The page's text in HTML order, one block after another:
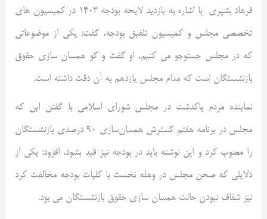
فرهاد بشیری با اشاره به بازدید لایحه بودجه 1403 در کمیسیون های
تخصصی مجلس و کمیسیون تلفیق بودجه، گفت: یکی از موضوعاتی
که در مجلس جستوجو می کنیم، او گفت و گو همسان سازی حقوق
بازنشستگان است که مدام مجلس یازدهم به آن دقت داشته است.
نماینده مردم پاکدشت در مجلس شورای اسلامی با گفتن این که
مجلس در برنامه هفتم گسترش همسان‌سازی 90 درصدی بازنشستگان
را مصوب کرد و این نوشته باید در بودجه نیز قید بشود، افزود: یکی از
دلایلی که صحن مجلس در وهله نخست با کلیات بودجه مخالفت کرد
نیز شفاف نبودن حالت همسان سازی حقوق بازنشستگان می بود.